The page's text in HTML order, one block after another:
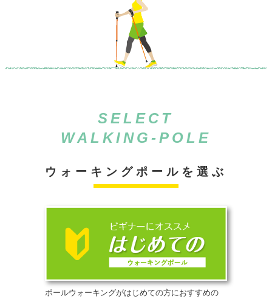
SELECT
WALKING-POLE
ウォーキングポールを選ぶ
ポールウォーキングがはじめての方におすすめの